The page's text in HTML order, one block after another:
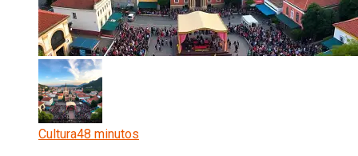
Cultura48 minutos